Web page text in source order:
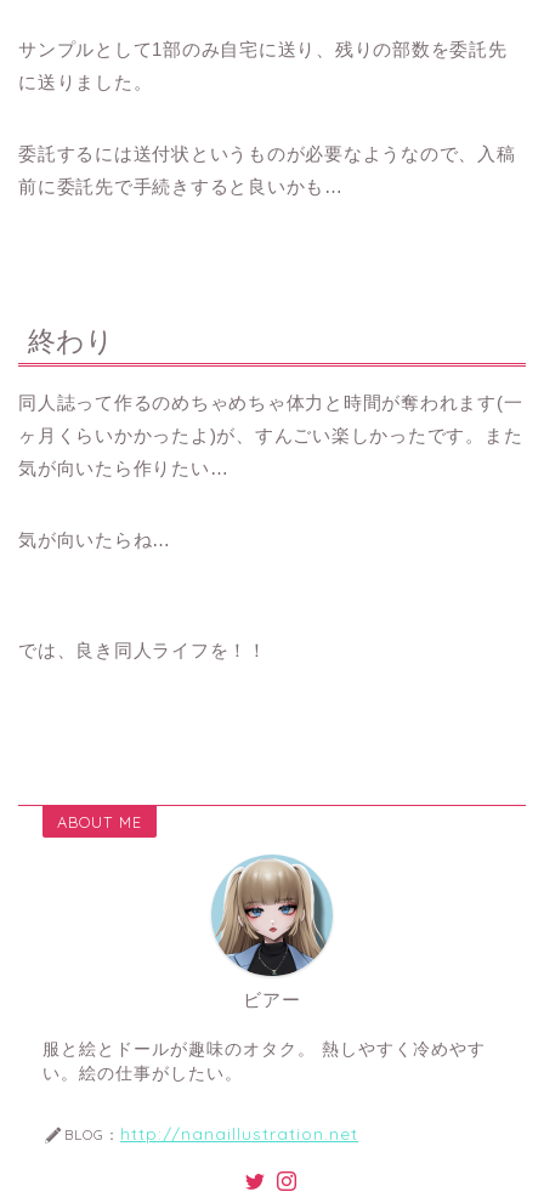
サンプルとして1部のみ自宅に送り、残りの部数を委託先
に送りました。
委託するには送付状というものが必要なようなので、入稿
前に委託先で手続きすると良いかも…
終わり
同人誌って作るのめちゃめちゃ体力と時間が奪われます(一
ヶ月くらいかかったよ)が、すんごい楽しかったです。また
気が向いたら作りたい…
気が向いたらね…
では、良き同人ライフを！！
ABOUT ME
ビアー
服と絵とドールが趣味のオタク。 熱しやすく冷めやす
い。絵の仕事がしたい。
BLOG： http://nanaillustration.net